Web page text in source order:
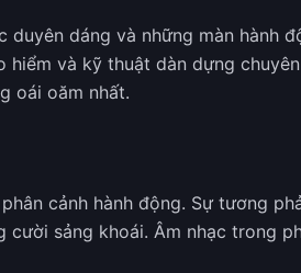
dáng và những màn hành
và kỹ thuật dàn dựng
oái oăm nhất.
cảnh hành động. Sự tương
sảng khoái. Âm nhạc trong